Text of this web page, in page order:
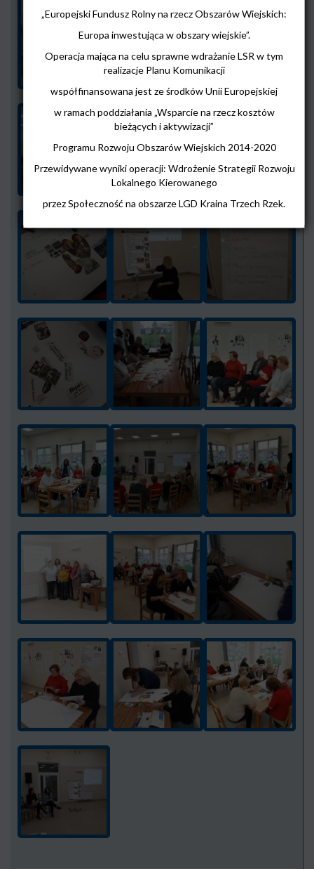
„Europejski Fundusz Rolny na rzecz Obszarów Wiejskich:
Europa inwestująca w obszary wiejskie”.
Operacja mająca na celu sprawne wdrażanie LSR w tym
realizacje Planu Komunikacji
współfinansowana jest ze środków Unii Europejskiej
w ramach poddziałania „Wsparcie na rzecz kosztów
bieżących i aktywizacji”
Programu Rozwoju Obszarów Wiejskich 2014-2020
Przewidywane wyniki operacji: Wdrożenie Strategii Rozwoju
Lokalnego Kierowanego
przez Społeczność na obszarze LGD Kraina Trzech Rzek.